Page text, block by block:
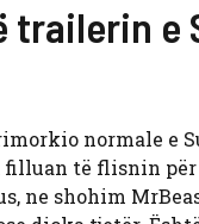
trailerin e
normale e
të flisnin
ne shohim